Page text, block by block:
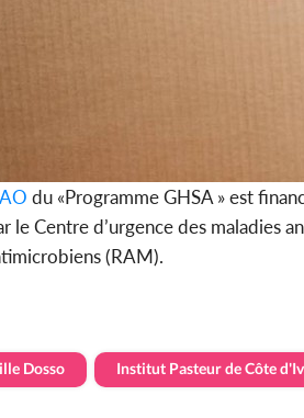
du «Programme GHSA » est
le Centre d’urgence des maladies
(RAM).
Dosso Institut Pasteur de Côte